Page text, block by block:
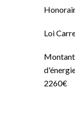
Loi
Montant
2260€